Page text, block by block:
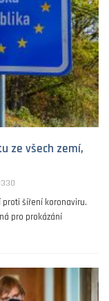
ze všech zemí,
proti šíření koronaviru.
pro prokázání